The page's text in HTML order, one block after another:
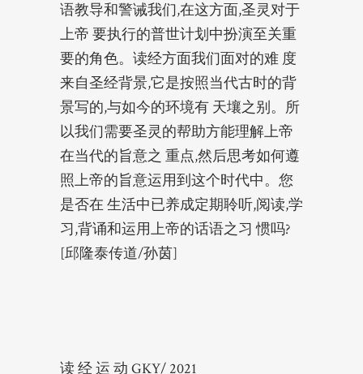
语教导和警诫我们,在这方面,圣灵对于
上帝 要执行的普世计划中扮演至关重
要的角色。读经方面我们面对的难 度
来自圣经背景,它是按照当代古时的背
景写的,与如今的环境有 天壤之别。所
以我们需要圣灵的帮助方能理解上帝
在当代的旨意之 重点,然后思考如何遵
照上帝的旨意运用到这个时代中。您
是否在 生活中已养成定期聆听,阅读,学
习,背诵和运用上帝的话语之习 惯吗?
[邱隆泰传道/孙茵]
读 经 运 动 GKY/ 2021